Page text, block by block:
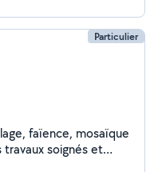
Particulier
faïence, mosaïque
soignés et